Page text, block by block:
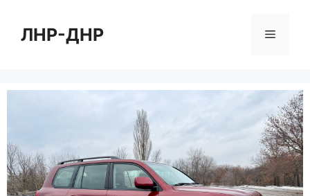
содержимому
ЛНР-ДНР Меню